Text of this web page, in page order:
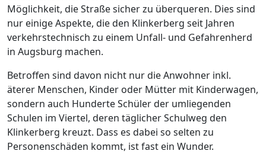
Möglichkeit, die Straße sicher zu überqueren. Dies sind
nur einige Aspekte, die den Klinkerberg seit Jahren
verkehrstechnisch zu einem Unfall- und Gefahrenherd
in Augsburg machen.
Betroffen sind davon nicht nur die Anwohner inkl.
äterer Menschen, Kinder oder Mütter mit Kinderwagen,
sondern auch Hunderte Schüler der umliegenden
Schulen im Viertel, deren täglicher Schulweg den
Klinkerberg kreuzt. Dass es dabei so selten zu
Personenschäden kommt, ist fast ein Wunder.